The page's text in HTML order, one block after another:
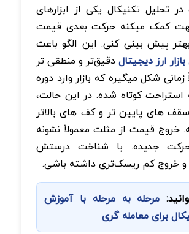
تحلیل تکنیکال یکی از ابزارهای
کمک میکنه حرکت بعدی قیمت
بهتر پیش بینی کنی. این الگو باعث
ارز دیجیتالدقیق‌تر و منطقی تر
زمانی شکل میگیره که بازار وارد دوره
استراحت کوتاه شده. در این حالت،
های پایین تر و کف های بالاتر
خروج قیمت از مثلث معمولاً نشونه
جدیده. با شناخت درستش
و خروج کم ریسک‌تری داشته باشی.
مرحله به مرحله با آموزش
برای معامله گری